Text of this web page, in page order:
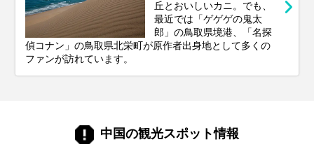
丘とおいしいカニ。でも、
最近では「ゲゲゲの鬼太
郎」の鳥取県境港、「名探
偵コナン」の鳥取県北栄町が原作者出身地として多くの
ファンが訪れています。
中国の観光スポット情報